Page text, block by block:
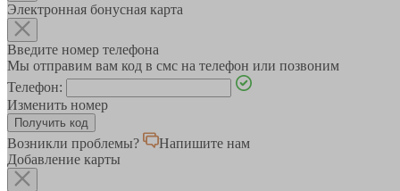
Электронная бонусная карта
Введите номер телефона
Мы отправим вам код в смс на телефон или позвоним
Телефон:
Изменить номер
Возникли проблемы?
Напишите нам
Добавление карты